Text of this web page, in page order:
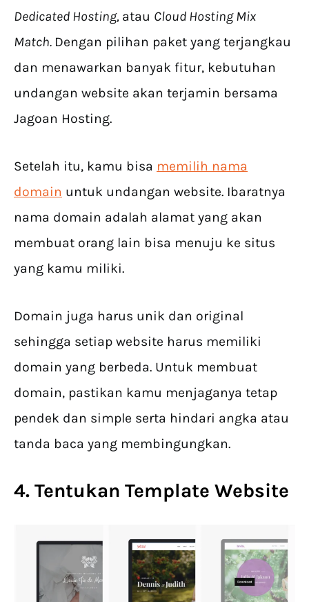
Dedicated Hosting, atau Cloud Hosting Mix
Match. Dengan pilihan paket yang terjangkau
dan menawarkan banyak fitur, kebutuhan
undangan website akan terjamin bersama
Jagoan Hosting.
Setelah itu, kamu bisa memilih nama
domain untuk undangan website. Ibaratnya
nama domain adalah alamat yang akan
membuat orang lain bisa menuju ke situs
yang kamu miliki.
Domain juga harus unik dan original
sehingga setiap website harus memiliki
domain yang berbeda. Untuk membuat
domain, pastikan kamu menjaganya tetap
pendek dan simple serta hindari angka atau
tanda baca yang membingungkan.
4. Tentukan Template Website